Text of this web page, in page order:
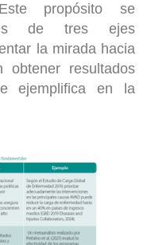
propósito se
de tres ejes
la mirada hacia
obtener resultados
ejemplifica en la